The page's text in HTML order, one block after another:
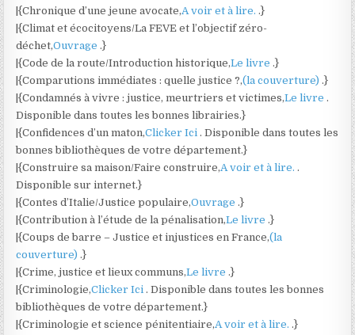
|{Chronique d’une jeune avocate,A voir et à lire..}
|{Climat et écocitoyens/La FEVE et l’objectif zéro-
déchet,Ouvrage.}
|{Code de la route/Introduction historique,Le livre.}
|{Comparutions immédiates : quelle justice ?,(la couverture).}
|{Condamnés à vivre : justice, meurtriers et victimes,Le livre.
Disponible dans toutes les bonnes librairies.}
|{Confidences d’un maton,Clicker Ici. Disponible dans toutes les
bonnes bibliothèques de votre département.}
|{Construire sa maison/Faire construire,A voir et à lire..
Disponible sur internet.}
|{Contes d’Italie/Justice populaire,Ouvrage.}
|{Contribution à l’étude de la pénalisation,Le livre.}
|{Coups de barre – Justice et injustices en France,(la
couverture).}
|{Crime, justice et lieux communs,Le livre.}
|{Criminologie,Clicker Ici. Disponible dans toutes les bonnes
bibliothèques de votre département.}
|{Criminologie et science pénitentiaire,A voir et à lire..}